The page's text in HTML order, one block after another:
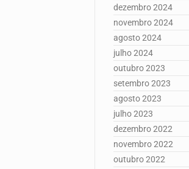
dezembro 2024
novembro 2024
agosto 2024
julho 2024
outubro 2023
setembro 2023
agosto 2023
julho 2023
dezembro 2022
novembro 2022
outubro 2022